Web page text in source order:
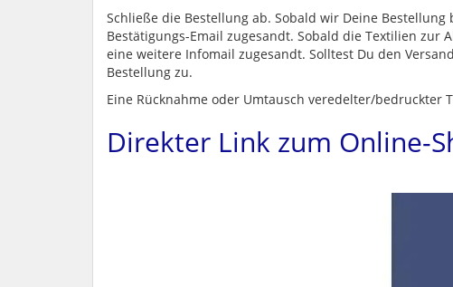
Schließe die Bestellung ab. Sobald wir Deine
Bestätigungs-Email zugesandt. Sobald die Textilien
eine weitere Infomail zugesandt. Solltest Du den
Bestellung zu.
Eine Rücknahme oder Umtausch veredelter/bedruckter
Direkter Link zum Online-